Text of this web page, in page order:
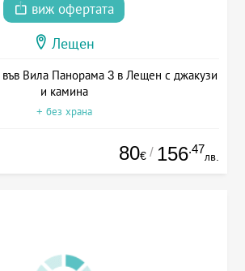
виж офертата
Лещен
във Вила Панорама 3 в Лещен с джакузи
и камина
+ без храна
80€ / 156.47
лв.